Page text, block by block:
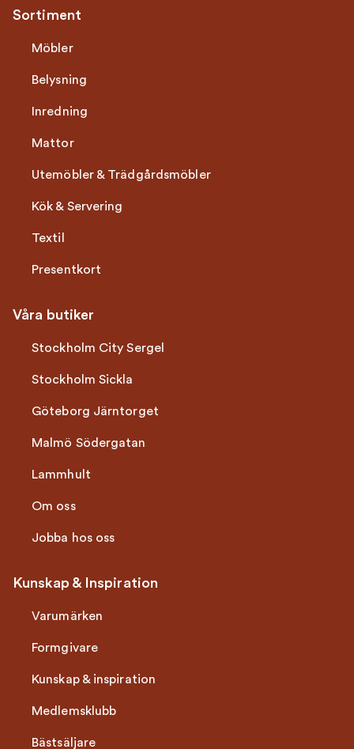
Sortiment
Möbler
Belysning
Inredning
Mattor
Utemöbler & Trädgårdsmöbler
Kök & Servering
Textil
Presentkort
Våra butiker
Stockholm City Sergel
Stockholm Sickla
Göteborg Järntorget
Malmö Södergatan
Lammhult
Om oss
Jobba hos oss
Kunskap & Inspiration
Varumärken
Formgivare
Kunskap & inspiration
Medlemsklubb
Bästsäljare